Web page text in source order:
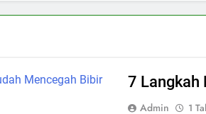
7 Langkah
Admin 1